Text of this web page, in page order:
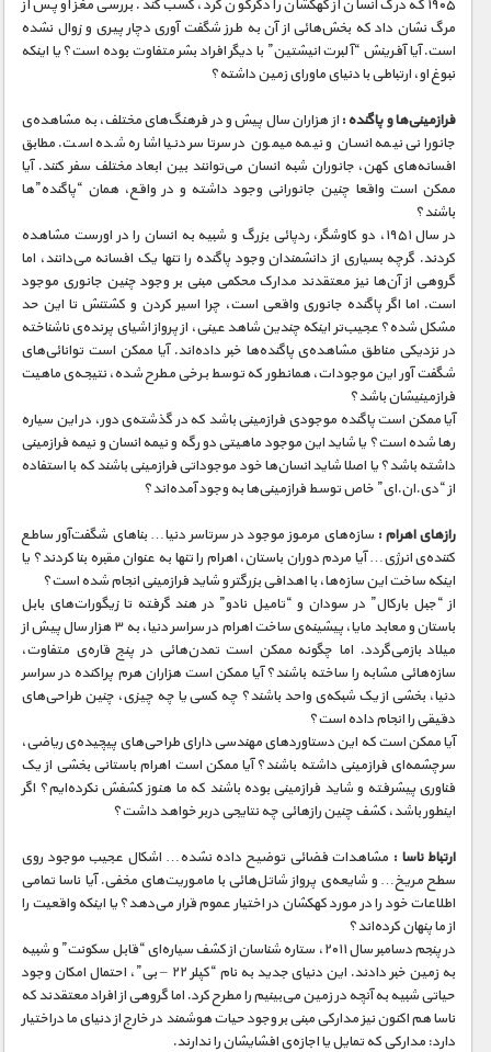
۱۹۰۵ که درک انسان از کهکشان را دگرگون کرد، کسب کند. بررسی مغز او پس از
مرگ نشان داد که بخش‌هائی از آن به طرز شگفت آوری دچار پیری و زوال نشده
است. آیا آفرینش “آلبرت انیشتین” با دیگر افراد بشر متفاوت بوده است؟ یا اینکه
نبوغ او، ارتباطی با دنیای ماورای زمین داشته؟
فرازمینی‌ها و پاگنده : از هزاران سال پیش و در فرهنگ‌های مختلف، به مشاهده‌ی
جانورانی نیمه انسان و نیمه میمون در سرتاسر دنیا اشاره شده است. مطابق
افسانه‌های کهن، جانوران شبه انسان می‌توانند بین ابعاد مختلف سفر کنند. آیا
ممکن است واقعا چنین جانورانی وجود داشته و در واقع، همان “پاگنده”ها
باشند؟
در سال ۱۹۵۱، دو کاوشگر، ردپائی بزرگ و شبیه به انسان را در اورست مشاهده
کردند. گرچه بسیاری از دانشمندان وجود پاگنده را تنها یک افسانه می‌دانند، اما
گروهی از آن‌ها نیز معتقدند مدارک محکمی مبنی بر وجود چنین جانوری موجود
است. اما اگر پاگنده جانوری واقعی است، چرا اسیر کردن و کشتنش تا این حد
مشکل شده؟ عجیب‌تر اینکه چندین شاهد عینی، از پرواز اشیای پرنده‌ی ناشناخته
در نزدیکی مناطق مشاهده‌ی پاگنده‌ها خبر داده‌اند. آیا ممکن است توانائی‌های
شگفت آور این موجودات، همانطور که توسط برخی مطرح شده، نتیجه‌ی ماهیت
فرازمینیشان باشد؟
آیا ممکن است پاگنده موجودی فرازمینی باشد که در گذشته‌ی دور، در این سیاره
رها شده است؟ یا شاید این موجود ماهیتی دو رگه و نیمه انسان و نیمه فرازمینی
داشته باشد؟ یا اصلا شاید انسان‌ها خود موجوداتی فرازمینی باشند که با استفاده
از “دی.ان.ای” خاص توسط فرازمینی‌ها به وجود آمده‌اند؟
رازهای اهرام :سازه‌های مرموز موجود در سرتاسر دنیا… بناهای شگفت‌آور ساطع
کننده‌ی انرژی… آیا مردم دوران باستان، اهرام را تنها به عنوان مقبره بنا کردند؟ یا
اینکه ساخت این سازه‌ها، با اهدافی بزرگتر و شاید فرازمینی انجام شده است؟
از “جبل بارکال” در سودان و “تامیل نادو” در هند گرفته تا زیگورات‌های بابل
باستان و معابد مایا، پیشینه‌ی ساخت اهرام در سراسر دنیا، به ۳ هزار سال پیش از
میلاد بازمی‌گردد. اما چگونه ممکن است تمدن‌هائی در پنج قاره‌ی متفاوت،
سازه‌هائی مشابه را ساخته باشند؟ آیا ممکن است هزاران هرم پراکنده در سراسر
دنیا، بخشی از یک شبکه‌ی واحد باشند؟ چه کسی یا چه چیزی، چنین طراحی‌های
دقیقی را انجام داده است؟
آیا ممکن است که این دستاوردهای مهندسی دارای طراحی‌های پیچیده‌ی ریاضی،
سرچشمه‌ای فرازمینی داشته باشند؟ آیا ممکن است اهرام باستانی بخشی از یک
فناوری پیشرفته و شاید فرازمینی بوده باشند که ما هنوز کشفش نکرده‌ایم؟ اگر
اینطور باشد، کشف چنین رازهائی چه نتایجی دربر خواهد داشت؟
ارتباط ناسا : مشاهدات فضائی توضیح داده نشده… اشکال عجیب موجود روی
سطح مریخ… و شایعه‌ی پرواز شاتل‌هائی با ماموریت‌های مخفی. آیا ناسا تمامی
اطلاعات خود را در مورد کهکشان در اختیار عموم قرار می‌دهد؟ یا اینکه واقعیت را
از ما پنهان کرده‌اند؟
در پنجم دسامبر سال ۲۰۱۱، ستاره شناسان از کشف سیاره‌ای “قابل سکونت” و شبیه
به زمین خبر دادند. این دنیای جدید به نام “کپلر ۲۲ – بی”، احتمال امکان وجود
حیاتی شبیه به آنچه در زمین می‌بینیم را مطرح کرد. اما گروهی از افراد معتقدند که
ناسا هم اکنون نیز مدارکی مبنی بر وجود حیات هوشمند در خارج از دنیای ما دراختیار
دارد: مدارکی که تمایل یا اجازه‌ی افشایشان را ندارند.